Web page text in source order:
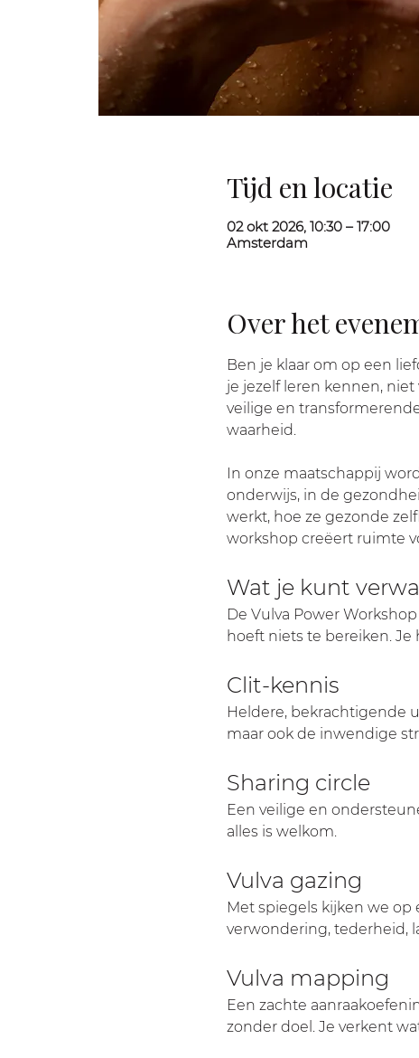
Tijd en locatie
02 okt 2026, 10:30 – 17:00
Amsterdam
Over het
Ben je klaar om op een
je jezelf leren kennen,
veilige en
waarheid.
In onze maatschappij
onderwijs, in de
werkt, hoe ze gezonde
workshop creëert ruimte
Wat je kunt
De Vulva Power
hoeft niets te bereiken. Je
Clit-kennis
Heldere, bekrachtigende
maar ook de inwendige
Sharing circle
Een veilige en
alles is welkom.
Vulva gazing
Met spiegels kijken we op
verwondering, tederheid,
Vulva mapping
Een zachte
zonder doel. Je verkent